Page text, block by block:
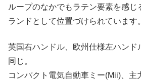
ループのなかでもラテン要素を感
ランドとして位置づけられています。
英国右ハンドル、欧州仕様左ハンド
同じ。
コンパクト電気自動車ミー(Mii)、主